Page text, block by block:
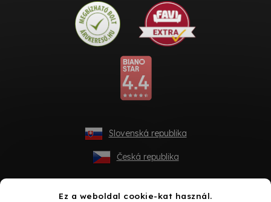
Ez a weboldal cookie-kat használ.
Slovenská republika
Česká republika